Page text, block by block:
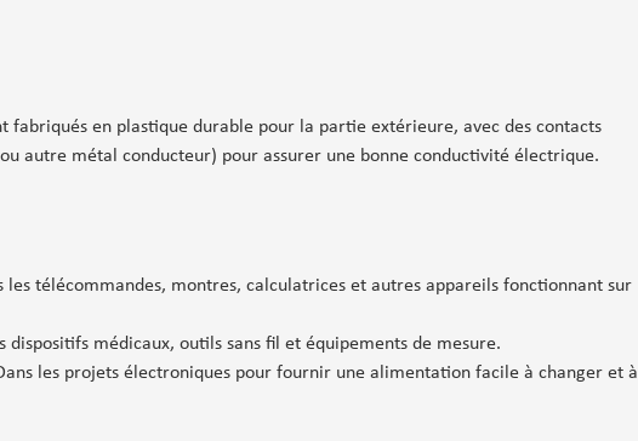
fabriqués en plastique durable pour la partie extérieure, avec des contacts
autre métal conducteur) pour assurer une bonne conductivité électrique.
les télécommandes, montres, calculatrices et autres appareils fonctionnant sur
dispositifs médicaux, outils sans fil et équipements de mesure.
les projets électroniques pour fournir une alimentation facile à changer et à